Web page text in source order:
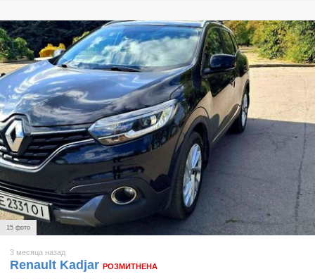
15 фото
3 месяца назад
Renault Kadjar РОЗМИТНЕНА